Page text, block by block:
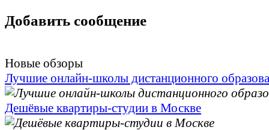
Добавить сообщение
Новые обзоры
Лучшие онлайн-школы дистанционного
Дешёвые квартиры-студии в Москве